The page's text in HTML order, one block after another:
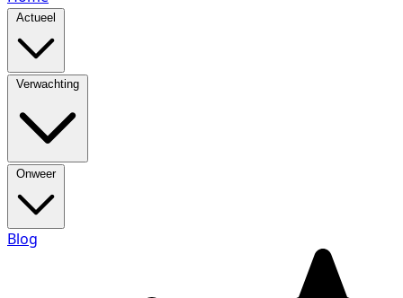
Actueel
Verwachting
Onweer
Blog